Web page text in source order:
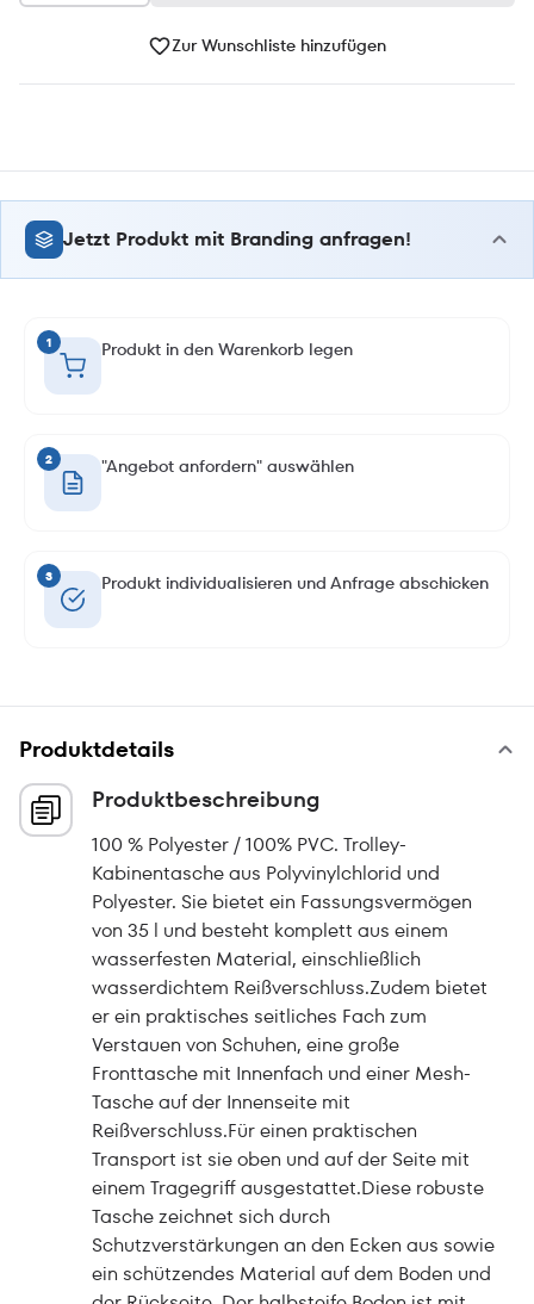
Zur Wunschliste hinzufügen
Jetzt Produkt mit Branding anfragen!
1 Produkt in den Warenkorb legen
2 "Angebot anfordern" auswählen
3 Produkt individualisieren und Anfrage abschicken
Produktdetails
Produktbeschreibung
100 % Polyester / 100% PVC. Trolley-
Kabinentasche aus Polyvinylchlorid und
Polyester. Sie bietet ein Fassungsvermögen
von 35 l und besteht komplett aus einem
wasserfesten Material, einschließlich
wasserdichtem Reißverschluss.Zudem bietet
er ein praktisches seitliches Fach zum
Verstauen von Schuhen, eine große
Fronttasche mit Innenfach und einer Mesh-
Tasche auf der Innenseite mit
Reißverschluss.Für einen praktischen
Transport ist sie oben und auf der Seite mit
einem Tragegriff ausgestattet.Diese robuste
Tasche zeichnet sich durch
Schutzverstärkungen an den Ecken aus sowie
ein schützendes Material auf dem Boden und